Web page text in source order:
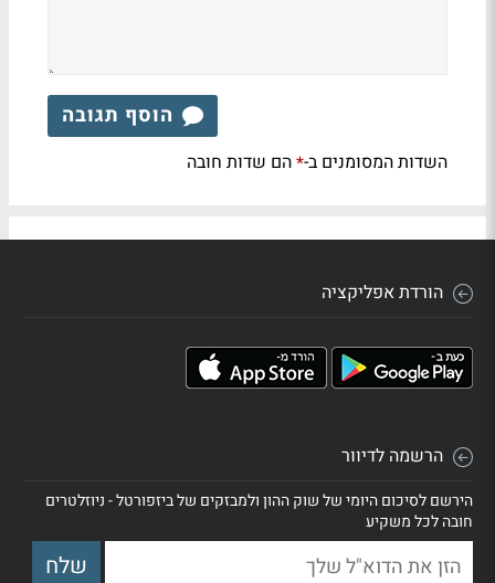
הוסף תגובה
השדות המסומנים ב-*הם שדות חובה
הורדת אפליקציה
הרשמה לדיוור
הירשם לסיכום היומי של שוק ההון ולמבזקים של ביזפורטל - ניוזלטרים
חובה לכל משקיע